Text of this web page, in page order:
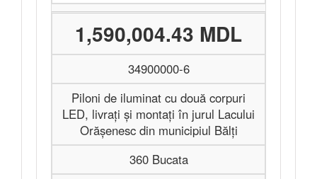
1,590,004.43 MDL
34900000-6
Piloni de iluminat cu două corpuri
LED, livrați și montați în jurul Lacului
Orășenesc din municipiul Bălți
360 Bucata